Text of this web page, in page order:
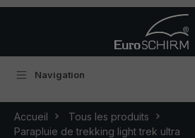
Navigation
Accueil
Tous les produits
Parapluie de trekking light trek ultra